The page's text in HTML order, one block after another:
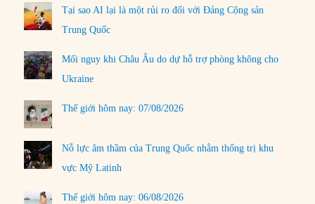
Tại sao AI lại là một rủi ro đối với Đảng Cộng sản
Trung Quốc
Mối nguy khi Châu Âu do dự hỗ trợ phòng không cho
Ukraine
Thế giới hôm nay: 07/08/2026
Nỗ lực âm thầm của Trung Quốc nhằm thống trị khu
vực Mỹ Latinh
Thế giới hôm nay: 06/08/2026